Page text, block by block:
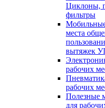
Циклоны,
фильтры
места
вытяжек
рабочих
рабочих
Полезные
для